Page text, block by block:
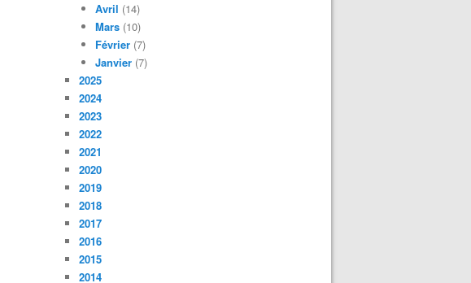
Avril (14)
Mars (10)
Février (7)
Janvier (7)
2025
2024
2023
2022
2021
2020
2019
2018
2017
2016
2015
2014